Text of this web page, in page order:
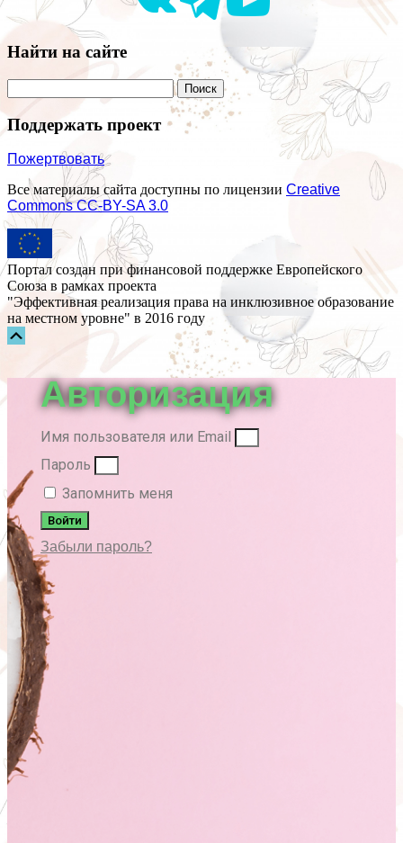
Найти на сайте
Поддержать проект
Пожертвовать
Все материалы сайта доступны по лицензии Creative
Commons СС-BY-SA 3.0
Портал создан при финансовой поддержке Европейского
Союза в рамках проекта
"Эффективная реализация права на инклюзивное образование
на местном уровне" в 2016 году
Авторизация
Имя пользователя или Email
Пароль
Запомнить меня
Войти
Забыли пароль?